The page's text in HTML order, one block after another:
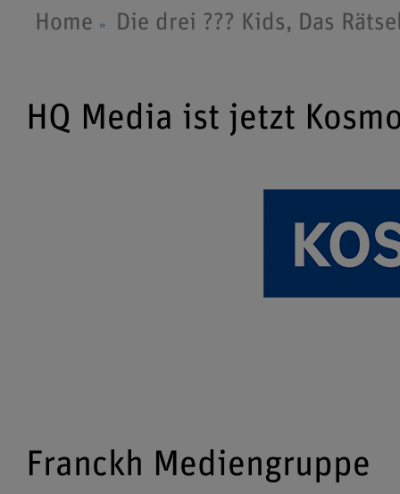
Home Die drei ??? Kids, Das
HQ Media ist jetzt
Franckh Mediengruppe